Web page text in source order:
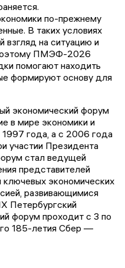
по-прежнему
В таких условиях
взгляд на ситуацию и
ПМЭФ-2026
помогают находить
формируют основу для
экономический форум
в мире экономики и
года, а с 2006 года
участии Президента
стал ведущей
представителей
экономических
развивающимися
Петербургский
форум проходит с 3 по
185-летия Сбер —